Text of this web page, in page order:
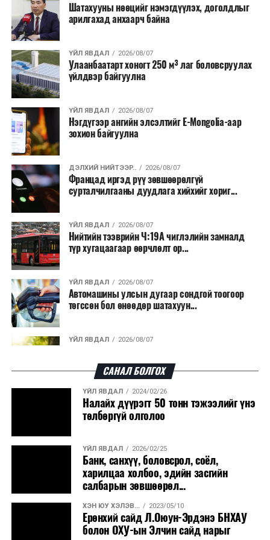
байна. Тухайлбал, Германд лаг шатаах үйлдвэрээс
гарсан үнснээс фосфор сэргээн авах технологи
ашигладаг бол Нидерландад төвлөрсөн лаг
боловсруулах үйлдвэрүүдээр дулаан, цахилгаан
эрчим хүч үйлдвэрлэдэг.
Ийнхүү лаг хатаах, шатаах технологийг лагийн
эзлэхүүнийг бууруулахын зэрэгцээ эрчим хүч
үйлдвэрлэх, нөөцийг дахин ашиглах чиглэлээр олон
улсад өргөн ашиглаж байна.
Шатахууны нөөцийг нэмэгдүүлэх, доголдлыг
арилгахад анхаарч байна
ҮЙЛ ЯВДАЛ 2026/08/07
Улаанбаатарт хоногт 250 м³ лаг боловсруулах
үйлдвэр байгуулна
ҮЙЛ ЯВДАЛ 2026/08/07
Нэгдүгээр ангийн элсэлтийг E-Mongolia-аар
зохион байгуулна
ДЭЛХИЙ НИЙТЭЭР.. 2026/08/07
Францад иргэд рүү зөвшөөрөлгүй
сурталчилгааны дуудлага хийхийг хориг...
ҮЙЛ ЯВДАЛ 2026/08/07
Нийтийн тээврийн Ч:19А чиглэлийн замналд
түр хугацаагаар өөрчлөлт ор...
ҮЙЛ ЯВДАЛ 2026/08/07
Автомашины улсын дугаар сондгой тоогоор
төгссөн бол өнөөдөр шатахуун...
ҮЙЛ ЯВДАЛ 2026/08/07
ДЭЛХИЙ НИЙТЭЭР.. 2026/08/06
“Уралдронзавод” компанийн ерөнхий
захирлын автомашиныг дэлбэлжээ...
ҮЙЛ ЯВДАЛ 2026/08/06
Сүхбаатар боомтоор тав хоногт 10 мянга гаруй
тонн АИ-92 автобензин и...
2026/08/06
Вашингтон мужийн ой хээрийн түймрийг
хяналтад авах ажил ахицтай байн...
САНАЛ БОЛГОХ
ҮЙЛ ЯВДАЛ 2024/02/26
Налайх дүүрэгт 50 тонн тэжээлийг үнэ
төлбөргүй олголоо
ҮЙЛ ЯВДАЛ 2026/02/25
Банк, санхүү, боловсрол, соёл,
харилцаа холбоо, эдийн засгийн
салбарын зөвшөөрөл...
ХЭН ЮУ ХЭЛЭВ... 2023/05/10
Ерөнхий сайд Л.Оюун-Эрдэнэ БНХАУ
болон ОХУ-ын Элчин сайд нарыг